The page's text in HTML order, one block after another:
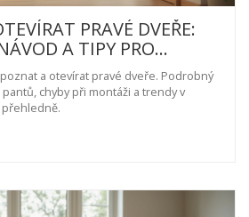
PRAVÉ DVEŘE:
A TIPY PRO
a otevírat pravé dveře. Podrobný
chyby při montáži a trendy v